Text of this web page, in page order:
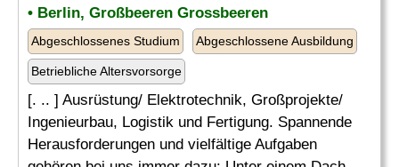
• Berlin, Großbeeren Grossbeeren
Abgeschlossenes Studium Abgeschlossene Ausbildung
Betriebliche Altersvorsorge
[. .. ] Ausrüstung/ Elektrotechnik, Großprojekte/
Ingenieurbau, Logistik und Fertigung. Spannende
Herausforderungen und vielfältige Aufgaben